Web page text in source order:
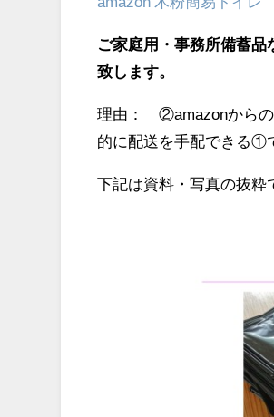
ご家庭用・事務所備蓄
致します。
理由： ②amazonからの
的に配送を手配できる①
下記は資料・写真の抜粋